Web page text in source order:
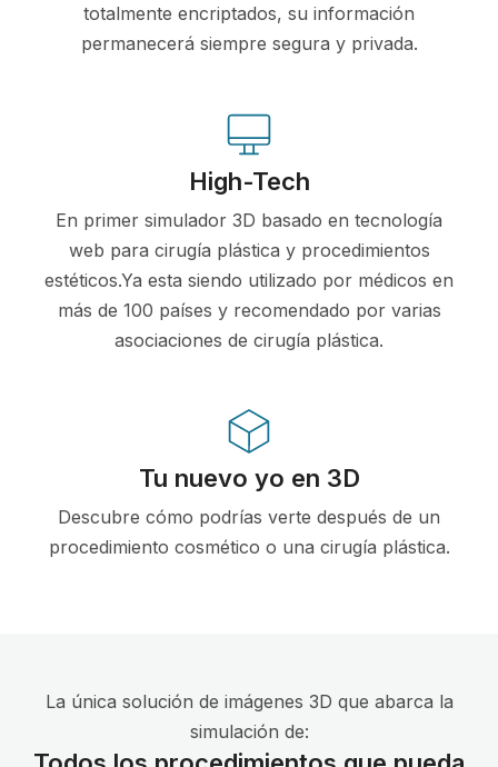
totalmente encriptados, su información
permanecerá siempre segura y privada.
High-Tech
En primer simulador 3D basado en tecnología
web para cirugía plástica y procedimientos
estéticos.Ya esta siendo utilizado por médicos en
más de 100 países y recomendado por varias
asociaciones de cirugía plástica.
Tu nuevo yo en 3D
Descubre cómo podrías verte después de un
procedimiento cosmético o una cirugía plástica.
La única solución de imágenes 3D que abarca la
simulación de: